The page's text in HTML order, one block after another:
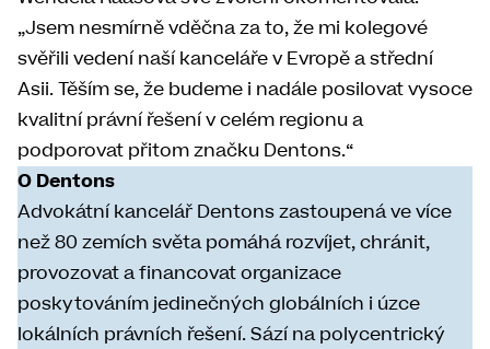
„Jsem nesmírně vděčna za to, že mi kolegové
svěřili vedení naší kanceláře v Evropě a střední
Asii. Těším se, že budeme i nadále posilovat vysoce
kvalitní právní řešení v celém regionu a
podporovat přitom značku Dentons.“
O Dentons
Advokátní kancelář Dentons zastoupená ve více
než 80 zemích světa pomáhá rozvíjet, chránit,
provozovat a financovat organizace
poskytováním jedinečných globálních i úzce
lokálních právních řešení. Sází na polycentrický